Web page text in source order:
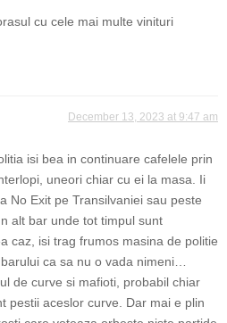
cu cele mai multe vinituri
December 13, 2023 at 9:47 am
isi bea in continuare cafelele prin
uneori chiar cu ei la masa. Ii
No Exit pe Transilvaniei sau peste
alt bar unde tot timpul sunt
caz, isi trag frumos masina de politie
ca sa nu o vada nimeni…
de curve si mafioti, probabil chiar
pestii aceslor curve. Dar mai e plin